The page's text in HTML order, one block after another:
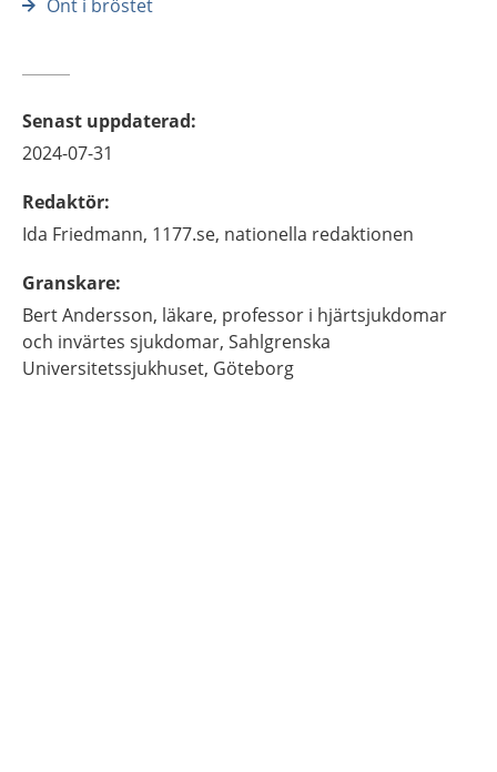
Ont i bröstet
Senast uppdaterad:
2024-07-31
Redaktör:
Ida Friedmann, 1177.se, nationella redaktionen
Granskare:
BertAndersson, läkare, professor i hjärtsjukdomar
och invärtes sjukdomar, Sahlgrenska
Universitetssjukhuset, Göteborg